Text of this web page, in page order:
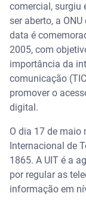
comercial, surgiu
ser aberto, a
data é
2005, com
importância da
comunicação
promover o
digital.
O dia 17 de maio
Internacional de
1865. A UIT é a
por regular as
informação em